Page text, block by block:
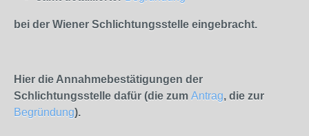
bei der Wiener Schlichtungsstelle eingebracht.
Hier die Annahmebestätigungen der
Schlichtungsstelle dafür (die zum Antrag, die zur
Begründung).